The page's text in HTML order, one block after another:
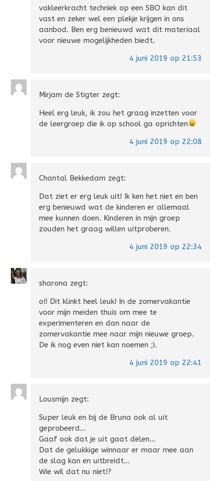
vakleerkracht techniek op een SBO kan dit
vast en zeker wel een plekje krijgen in ons
aanbod. Ben erg benieuwd wat dit materiaal
voor nieuwe mogelijkheden biedt.
4 juni 2019 op 21:53
Mirjam de Stigter zegt:
Heel erg leuk, ik zou het graag inzetten voor
de leergroep die ik op school ga oprichten
4 juni 2019 op 22:08
Chantal Bekkedam zegt:
Dat ziet er erg leuk uit! Ik ken het niet en ben
erg benieuwd wat de kinderen er allemaal
mee kunnen doen. Kinderen in mijn groep
zouden het graag willen uitproberen.
4 juni 2019 op 22:34
sharona zegt:
o!! Dit klinkt heel leuk! In de zomervakantie
voor mijn meiden thuis om mee te
experimenteren en dan naar de
zomervakantie mee naar mijn nieuwe groep.
De ik nog even niet kan noemen ;).
4 juni 2019 op 22:41
Lousmijn zegt:
Super leuk en bij de Bruna ook al uit
geprobeerd…
Gaaf ook dat je uit gaat delen…
Dat de gelukkige winnaar er maar mee aan
de slag kan en uitbreidt…
Wie wil dat nu niet!?